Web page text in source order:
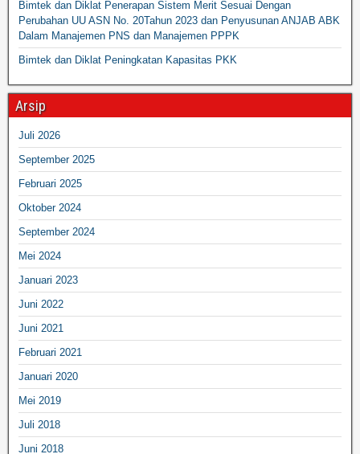
Bimtek dan Diklat Penerapan Sistem Merit Sesuai Dengan
Perubahan UU ASN No. 20Tahun 2023 dan Penyusunan ANJAB ABK
Dalam Manajemen PNS dan Manajemen PPPK
Bimtek dan Diklat Peningkatan Kapasitas PKK
Arsip
Juli 2026
September 2025
Februari 2025
Oktober 2024
September 2024
Mei 2024
Januari 2023
Juni 2022
Juni 2021
Februari 2021
Januari 2020
Mei 2019
Juli 2018
Juni 2018